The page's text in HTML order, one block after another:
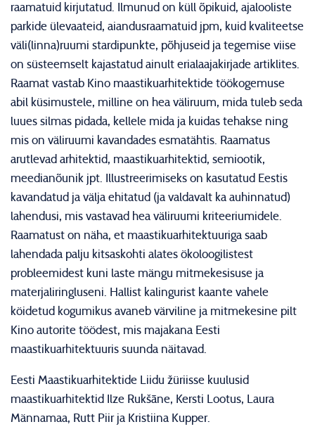
raamatuid kirjutatud. Ilmunud on küll õpikuid, ajalooliste
parkide ülevaateid, aiandusraamatuid jpm, kuid kvaliteetse
väli(linna)ruumi stardipunkte, põhjuseid ja tegemise viise
on süsteemselt kajastatud ainult erialaajakirjade artiklites.
Raamat vastab Kino maastikuarhitektide töökogemuse
abil küsimustele, milline on hea väliruum, mida tuleb seda
luues silmas pidada, kellele mida ja kuidas tehakse ning
mis on väliruumi kavandades esmatähtis. Raamatus
arutlevad arhitektid, maastikuarhitektid, semiootik,
meedianõunik jpt. Illustreerimiseks on kasutatud Eestis
kavandatud ja välja ehitatud (ja valdavalt ka auhinnatud)
lahendusi, mis vastavad hea väliruumi kriteeriumidele.
Raamatust on näha, et maastikuarhitektuuriga saab
lahendada palju kitsaskohti alates ökoloogilistest
probleemidest kuni laste mängu mitmekesisuse ja
materjaliringluseni. Hallist kalingurist kaante vahele
köidetud kogumikus avaneb värviline ja mitmekesine pilt
Kino autorite töödest, mis majakana Eesti
maastikuarhitektuuris suunda näitavad.
Eesti Maastikuarhitektide Liidu žüriisse kuulusid
maastikuarhitektid Ilze Rukšāne, Kersti Lootus, Laura
Männamaa, Rutt Piir ja Kristiina Kupper.